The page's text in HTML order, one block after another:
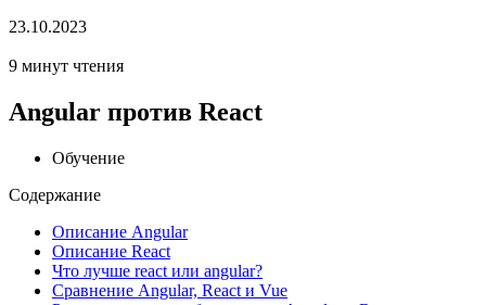
23.10.2023
9 минут чтения
Angular против React
Обучение
Содержание
Описание Angular
Описание React
Что лучше react или angular?
Сравнение Angular, React и Vue